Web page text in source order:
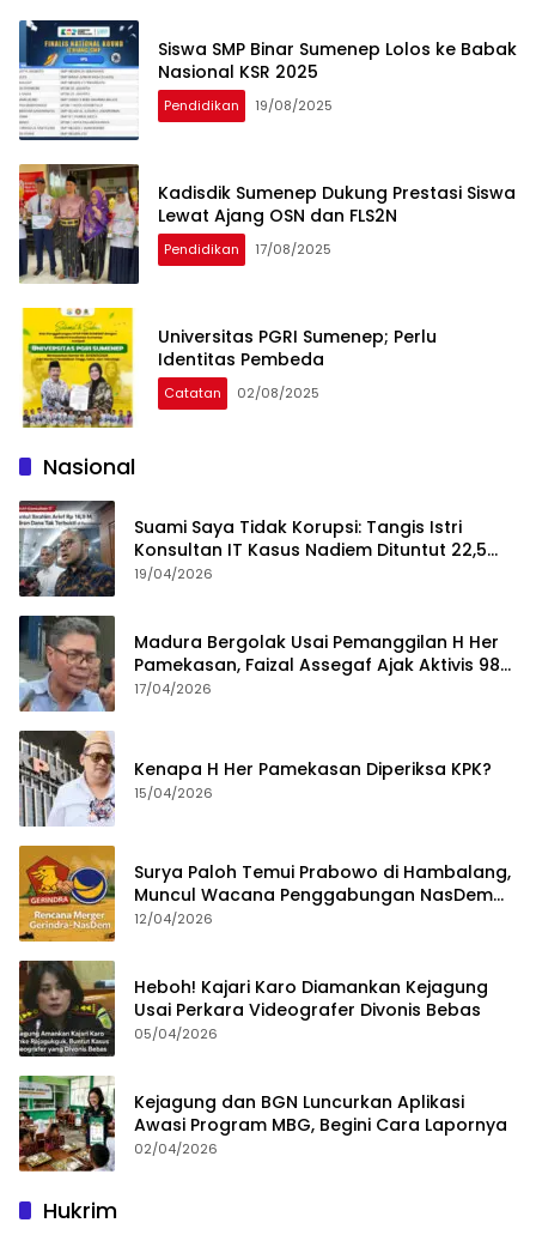
Siswa SMP Binar Sumenep Lolos ke Babak
Nasional KSR 2025
Pendidikan 19/08/2025
Kadisdik Sumenep Dukung Prestasi Siswa
Lewat Ajang OSN dan FLS2N
Pendidikan 17/08/2025
Universitas PGRI Sumenep; Perlu
Identitas Pembeda
Catatan 02/08/2025
Nasional
Suami Saya Tidak Korupsi: Tangis Istri
Konsultan IT Kasus Nadiem Dituntut 22,5
Tahun
19/04/2026
Madura Bergolak Usai Pemanggilan H Her
Pamekasan, Faizal Assegaf Ajak Aktivis 98
Bongkar Permainan KPK
17/04/2026
Kenapa H Her Pamekasan Diperiksa KPK?
15/04/2026
Surya Paloh Temui Prabowo di Hambalang,
Muncul Wacana Penggabungan NasDem
dan Gerindra
12/04/2026
Heboh! Kajari Karo Diamankan Kejagung
Usai Perkara Videografer Divonis Bebas
05/04/2026
Kejagung dan BGN Luncurkan Aplikasi
Awasi Program MBG, Begini Cara Lapornya
02/04/2026
Hukrim